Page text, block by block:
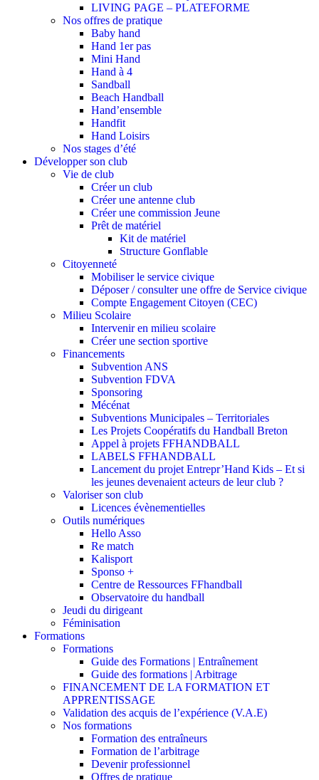
LIVING PAGE – PLATEFORME
Nos offres de pratique
Baby hand
Hand 1er pas
Mini Hand
Hand à 4
Sandball
Beach Handball
Hand’ensemble
Handfit
Hand Loisirs
Nos stages d’été
Développer son club
Vie de club
Créer un club
Créer une antenne club
Créer une commission Jeune
Prêt de matériel
Kit de matériel
Structure Gonflable
Citoyenneté
Mobiliser le service civique
Déposer / consulter une offre de Service civique
Compte Engagement Citoyen (CEC)
Milieu Scolaire
Intervenir en milieu scolaire
Créer une section sportive
Financements
Subvention ANS
Subvention FDVA
Sponsoring
Mécénat
Subventions Municipales – Territoriales
Les Projets Coopératifs du Handball Breton
Appel à projets FFHANDBALL
LABELS FFHANDBALL
Lancement du projet Entrepr’Hand Kids – Et si
les jeunes devenaient acteurs de leur club ?
Valoriser son club
Licences évènementielles
Outils numériques
Hello Asso
Re match
Kalisport
Sponso +
Centre de Ressources FFhandball
Observatoire du handball
Jeudi du dirigeant
Féminisation
Formations
Formations
Guide des Formations | Entraînement
Guide des formations | Arbitrage
FINANCEMENT DE LA FORMATION ET
APPRENTISSAGE
Validation des acquis de l’expérience (V.A.E)
Nos formations
Formation des entraîneurs
Formation de l’arbitrage
Devenir professionnel
Offres de pratique